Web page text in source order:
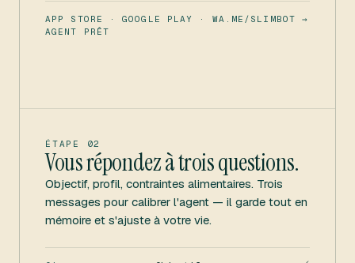
APP STORE · GOOGLE PLAY · WA.ME/SLIMBOT →
AGENT PRÊT
ÉTAPE 02
Vous répondez à trois questions.
Objectif, profil, contraintes alimentaires. Trois
messages pour calibrer l'agent — il garde tout en
mémoire et s'ajuste à votre vie.